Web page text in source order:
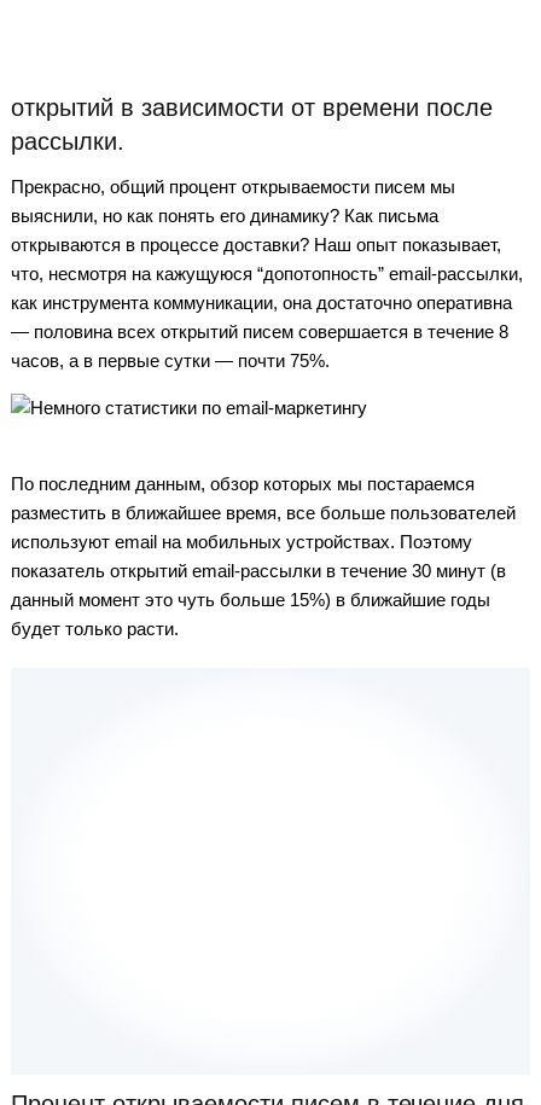
открытий в зависимости от времени после
рассылки.
Прекрасно, общий процент открываемости писем мы
выяснили, но как понять его динамику? Как письма
открываются в процессе доставки? Наш опыт показывает,
что, несмотря на кажущуюся “допотопность” email-рассылки,
как инструмента коммуникации, она достаточно оперативна
— половина всех открытий писем совершается в течение 8
часов, а в первые сутки — почти 75%.
По последним данным, обзор которых мы постараемся
разместить в ближайшее время, все больше пользователей
используют email на мобильных устройствах. Поэтому
показатель открытий email-рассылки в течение 30 минут (в
данный момент это чуть больше 15%) в ближайшие годы
будет только расти.